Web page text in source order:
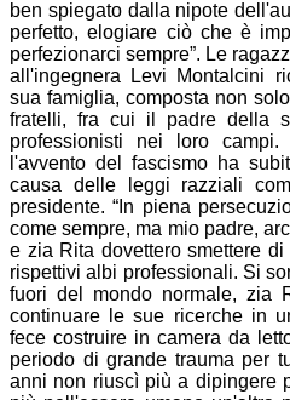
ben spiegato dalla nipote
perfetto, elogiare ciò che è
perfezionarci sempre”. Le
all'ingegnera Levi Montalcini
sua famiglia, composta non
fratelli, fra cui il padre della
professionisti nei loro
l'avvento del fascismo ha
causa delle leggi razziali
presidente. “In piena
come sempre, ma mio padre,
e zia Rita dovettero smettere
rispettivi albi professionali. Si
fuori del mondo normale, zia
continuare le sue ricerche in
fece costruire in camera da
periodo di grande trauma per
anni non riuscì più a dipingere